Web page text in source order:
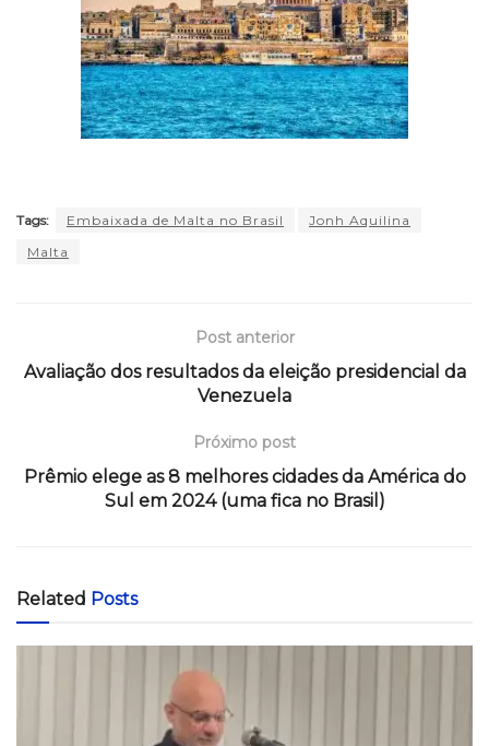
Tags: Embaixada de Malta no Brasil
Jonh Aquilina
Malta
Post anterior
Avaliação dos resultados da eleição presidencial da
Venezuela
Próximo post
Prêmio elege as 8 melhores cidades da América do
Sul em 2024 (uma fica no Brasil)
Related Posts